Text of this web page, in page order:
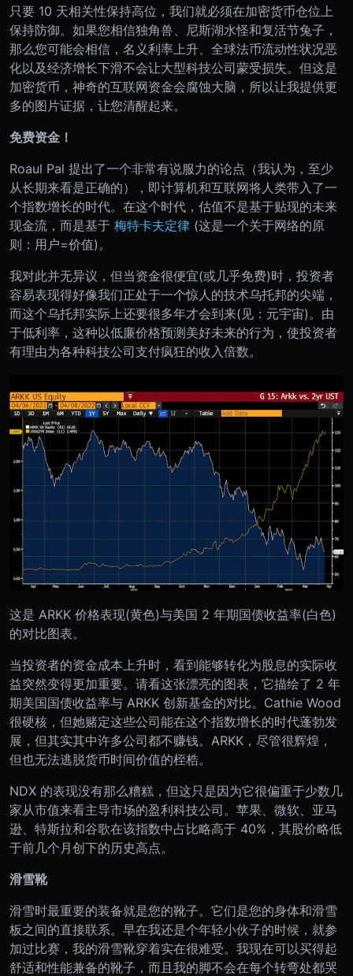
只要 10 天相关性保持高位，我们就必须在加密货币仓位上
保持防御。如果您相信独角兽、尼斯湖水怪和复活节兔子，
那么您可能会相信，名义利率上升、全球法币流动性状况恶
化以及经济增长下滑不会让大型科技公司蒙受损失。但这是
加密货币，神奇的互联网资金会腐蚀大脑，所以让我提供更
多的图片证据，让您清醒起来。
免费资金！
Roaul Pal 提出了一个非常有说服力的论点（我认为，至少
从长期来看是正确的），即计算机和互联网将人类带入了一
个指数增长的时代。在这个时代，估值不是基于贴现的未来
现金流，而是基于 梅特卡夫定律 (这是一个关于网络的原
则：用户=价值)。
我对此并无异议，但当资金很便宜(或几乎免费)时，投资者
容易表现得好像我们正处于一个惊人的技术乌托邦的尖端，
而这个乌托邦实际上还要很多年才会到来(见：元宇宙)。由
于低利率，这种以低廉价格预测美好未来的行为，使投资者
有理由为各种科技公司支付疯狂的收入倍数。
这是 ARKK 价格表现(黄色)与美国 2 年期国债收益率(白色)
的对比图表。
当投资者的资金成本上升时，看到能够转化为股息的实际收
益突然变得更加重要。请看这张漂亮的图表，它描绘了 2 年
期美国国债收益率与 ARKK 创新基金的对比。Cathie Wood
很硬核，但她赌定这些公司能在这个指数增长的时代蓬勃发
展，但其实其中许多公司都不赚钱。ARKK，尽管很辉煌，
但也无法逃脱货币时间价值的桎梏。
NDX 的表现没有那么糟糕，但这只是因为它很偏重于少数几
家从市值来看主导市场的盈利科技公司。苹果、微软、亚马
逊、特斯拉和谷歌在该指数中占比略高于 40%，其股价略低
于前几个月创下的历史高点。
滑雪靴
滑雪时最重要的装备就是您的靴子。它们是您的身体和滑雪
板之间的直接联系。早在我还是个年轻小伙子的时候，就参
加过比赛，我的滑雪靴穿着实在很难受。我现在可以买得起
舒适和性能兼备的靴子，而且我的脚不会在每个转弯处都哭